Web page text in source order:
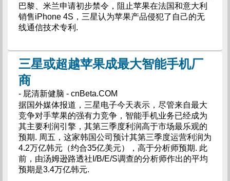
巴黎、米兰申请初步禁令，阻止苹果在法国和意大利
销售iPhone 4S，三星认为苹果产品侵犯了自己的无
线通信技术专利.
三星或超越苹果成最大智能手机厂
商
- 屁清新健脑 - cnBeta.COM
据国外媒体报道，三星电子今天表示，尽管来自最大
竞争对手苹果的强有力竞争，智能手机业务已经成为
其主要利润引擎，其第三季度利润高于市场最乐观的
预期. 周五，这家韩国公司预计其第三季度运营利润为
4.2万亿韩元（约合35亿美元），高于分析师预期. 此
前，由汤姆逊路透社I/B/E/S调查的分析师作出的平均
预期是3.4万亿韩元.